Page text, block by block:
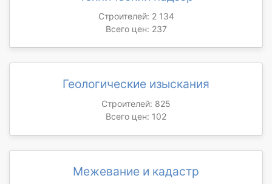
Строителей: 2 134
Всего цен: 237
Геологические изыскания
Строителей: 825
Всего цен: 102
Межевание и кадастр